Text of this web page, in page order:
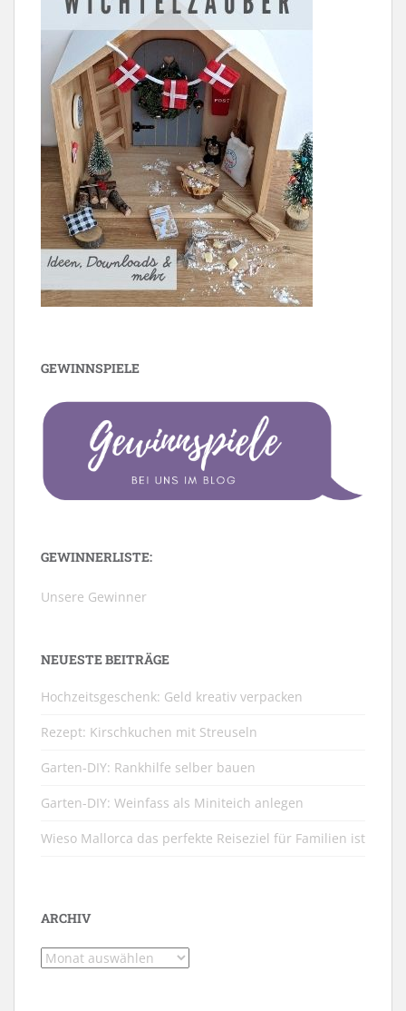
GEWINNSPIELE
GEWINNERLISTE:
Unsere Gewinner
NEUESTE BEITRÄGE
Hochzeitsgeschenk: Geld kreativ verpacken
Rezept: Kirschkuchen mit Streuseln
Garten-DIY: Rankhilfe selber bauen
Garten-DIY: Weinfass als Miniteich anlegen
Wieso Mallorca das perfekte Reiseziel für Familien ist
ARCHIV
Archiv